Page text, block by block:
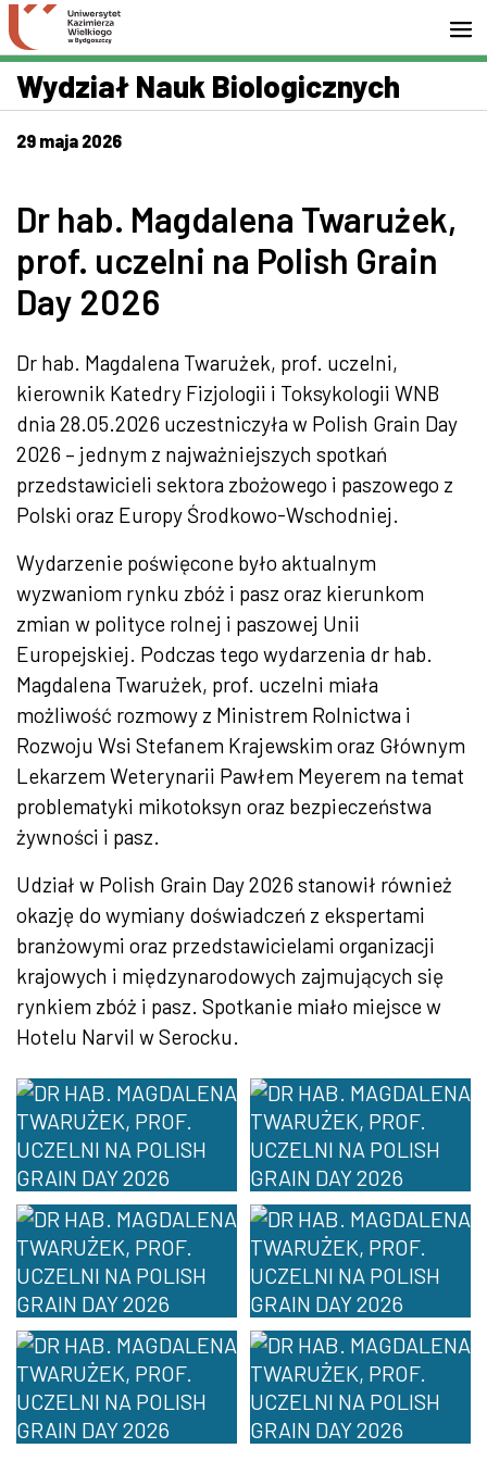
Przejdź do wyszukiwarki
Przejdź do treści
Przejdź do stopki - Kontakt
Wydział Nauk Biologicznych
29 maja 2026
Dr hab. Magdalena Twarużek,
prof. uczelni na Polish Grain
Day 2026
Dr hab. Magdalena Twarużek, prof. uczelni,
kierownik Katedry Fizjologii i Toksykologii WNB
dnia 28.05.2026 uczestniczyła w Polish Grain Day
2026 – jednym z najważniejszych spotkań
przedstawicieli sektora zbożowego i paszowego z
Polski oraz Europy Środkowo-Wschodniej.
Wydarzenie poświęcone było aktualnym
wyzwaniom rynku zbóż i pasz oraz kierunkom
zmian w polityce rolnej i paszowej Unii
Europejskiej. Podczas tego wydarzenia dr hab.
Magdalena Twarużek, prof. uczelni miała
możliwość rozmowy z Ministrem Rolnictwa i
Rozwoju Wsi Stefanem Krajewskim oraz Głównym
Lekarzem Weterynarii Pawłem Meyerem na temat
problematyki mikotoksyn oraz bezpieczeństwa
żywności i pasz.
Udział w Polish Grain Day 2026 stanowił również
okazję do wymiany doświadczeń z ekspertami
branżowymi oraz przedstawicielami organizacji
krajowych i międzynarodowych zajmujących się
rynkiem zbóż i pasz. Spotkanie miało miejsce w
Hotelu Narvil w Serocku.